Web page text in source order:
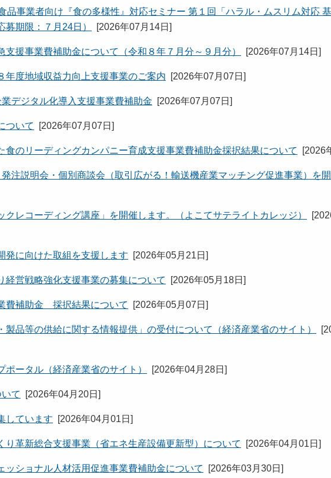
品事業者向け『食の多様性』対応セミナー 第１回「ハラル・ムスリム対応
期限：７月24日）
[2026年07月14日 ]
援事業費補助金について（令和８年７月分～９月分） [2026年07月14日 ]
年度地域収益力向上支援事業のご案内 [2026年07月07日 ]
デジタル化導入支援事業費補助金 [2026年07月07日 ]
ついて [2026年07月07日 ]
食のリーディングカンパニー育成支援事業費補助金採択結果について [2026
注説明会・個別商談会（取引広がる！輸送機産業マッチング促進事業）を開
レコーディング講座」を開催します。（よこてサテライトカレッジ） [
発に向けた取組を支援します [2026年05月21日 ]
経営戦略強化支援事業の募集について [2026年05月18日 ]
費補助金 採択結果について [2026年05月07日 ]
製品等の供給に関する情報提供」の受付について（経済産業省のサイト） [
ータル（経済産業省のサイト） [2026年04月28日 ]
て [2026年04月20日 ]
しています [2026年04月01日 ]
り革新総合支援事業（省エネ生産設備更新型）について [2026年04月01日 ]
ッショナル人材活用促進事業費補助金について [2026年03月30日 ]